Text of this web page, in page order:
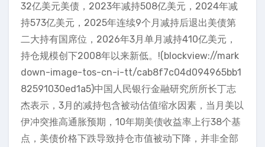
32亿美元美债，2023年减持508亿美元，2024年减
持573亿美元，2025年连续9个月减持后退出美债第
二大持有国席位，2026年3月单月减持410亿美元，
持仓规模创下2008年以来新低。!(blockview://mark
down-image-tos-cn-i-tt/cab8f7c04d094965bb1
82591030ed1a5)中国人民银行金融研究所所长丁志
杰表示，3月的减持包含被动估值缩水因素，当月美以
伊冲突推高通胀预期，10年期美债收益率上行38个基
点，美债价格下跌导致持仓市值被动下降，并非全部